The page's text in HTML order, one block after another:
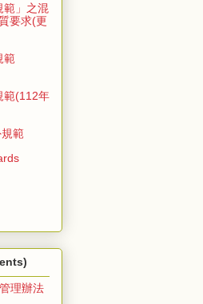
範」之混
要求(更
範
範(112年
範
理辦法